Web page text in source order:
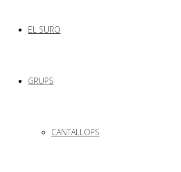
EL SURO
GRUPS
CANTALLOPS